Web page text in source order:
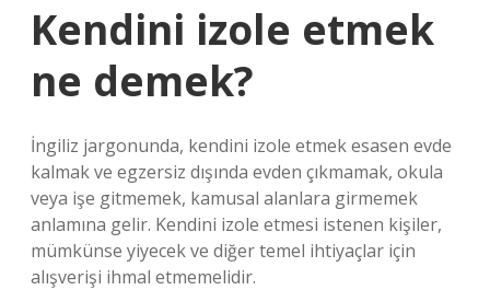
Kendini izole etmek
ne demek?
İngiliz jargonunda, kendini izole etmek esasen evde
kalmak ve egzersiz dışında evden çıkmamak, okula
veya işe gitmemek, kamusal alanlara girmemek
anlamına gelir. Kendini izole etmesi istenen kişiler,
mümkünse yiyecek ve diğer temel ihtiyaçlar için
alışverişi ihmal etmemelidir.